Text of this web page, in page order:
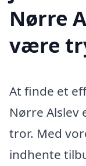
Nørre
være
At finde et
Nørre Alslev
tror. Med
indhente